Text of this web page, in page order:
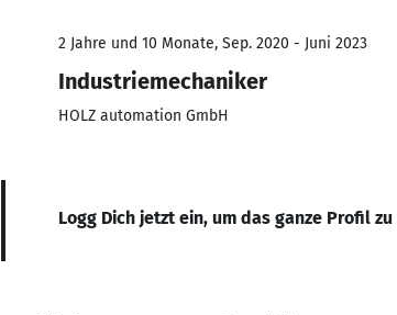
2 Jahre und 10 Monate, Sep. 2020 - Juni 2023
Industriemechaniker
HOLZ automation GmbH
Logg Dich jetzt ein, um das ganze Profil zu